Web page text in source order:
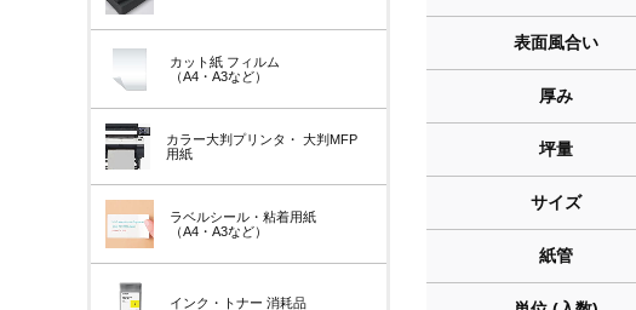
カット紙 フィルム
（A4・A3など）
カラー大判プリンタ・ 大判MFP
用紙
ラベルシール・粘着用紙
（A4・A3など）
インク・トナー 消耗品
表面風合い
厚み
坪量
サイズ
紙管